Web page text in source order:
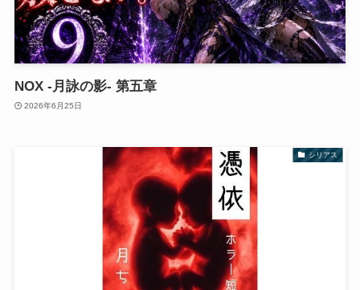
NOX -月詠の影- 第五章
2026年6月25日
シリアス